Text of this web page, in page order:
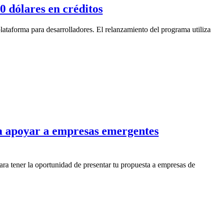
dólares en créditos
para desarrolladores. El relanzamiento del programa utiliza
a empresas emergentes
tener la oportunidad de presentar tu propuesta a empresas de